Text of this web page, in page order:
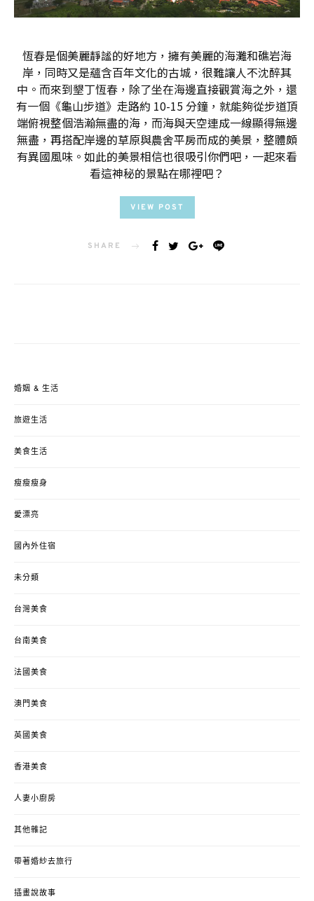
恆春是個美麗靜謐的好地方，擁有美麗的海灘和礁岩海
岸，同時又是蘊含百年文化的古城，很難讓人不沈醉其
中。而來到墾丁恆春，除了坐在海邊直接觀賞海之外，還
有一個《龜山步道》走路約 10-15 分鐘，就能夠從步道頂
端俯視整個浩瀚無盡的海，而海與天空連成一線顯得無邊
無盡，再搭配岸邊的草原與農舍平房而成的美景，整體頗
有異國風味。如此的美景相信也很吸引你們吧，一起來看
看這神秘的景點在哪裡吧？
VIEW POST
SHARE
婚姻 & 生活
旅遊生活
美食生活
瘦瘦瘦身
愛漂亮
國內外住宿
未分類
台灣美食
台南美食
法國美食
澳門美食
英國美食
香港美食
人妻小廚房
其他雜記
帶著婚紗去旅行
插畫說故事